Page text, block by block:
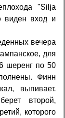
"Silja
виден вход и
вечера
для
шеренг по 50
Финн
выпивает.
второй,
которого